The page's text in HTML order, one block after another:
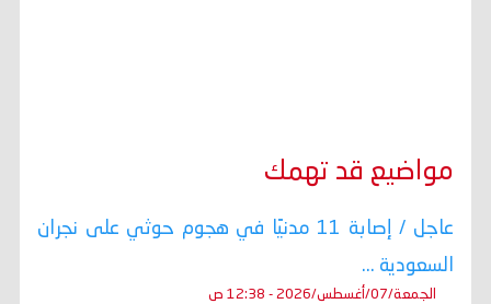
مواضيع قد تهمك
عاجل / إصابة 11 مدنيًا في هجوم حوثي على نجران
السعودية ...
الجمعة/07/أغسطس/2026 - 12:38 ص